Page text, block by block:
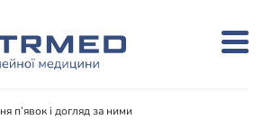
п’явок і догляд за ними